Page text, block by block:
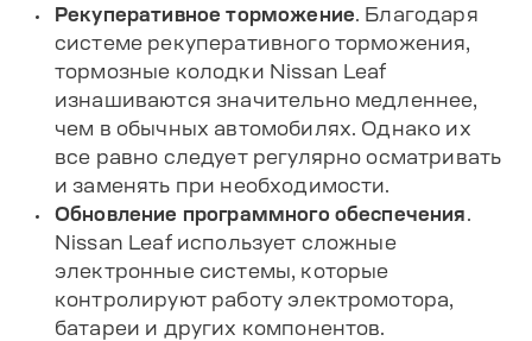
Рекуперативное торможение . Благодаря
системе рекуперативного торможения,
тормозные колодки Nissan Leaf
изнашиваются значительно медленнее,
чем в обычных автомобилях. Однако их
все равно следует регулярно осматривать
и заменять при необходимости.
Обновление программного обеспечения
Nissan Leaf использует сложные
электронные системы, которые
контролируют работу электромотора,
батареи и других компонентов.